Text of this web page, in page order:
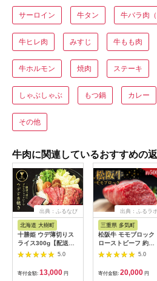
サーロイン 牛タン 牛バラ肉（
牛ヒレ肉 みすじ 牛もも肉
牛ホルモン 焼肉 ステーキ
しゃぶしゃぶ もつ鍋 カレー
その他
牛肉に関連しているおすすめの
出典：ふるなび
北海道 大樹町
十勝姫 ウデ薄切りス
ライス300g【配送不
可地域：離島】
【1397674】
5.0
寄付金額: 13,000 円
出典：ふるラボ
三重県 多気町
松阪牛 モモブロック
ローストビーフ 約
500g 国産牛 和牛 ブ
ランド牛 JGAP家
畜・畜産物 農場
HACCP認証農場 牛肉
5.0
寄付金額: 20,000 円